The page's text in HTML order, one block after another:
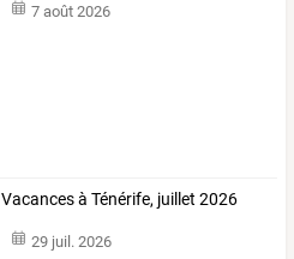
7 août 2026
Vacances à Ténérife, juillet 2026
29 juil. 2026